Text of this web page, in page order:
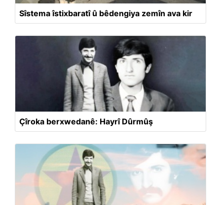
Sîstema îstixbaratî û bêdengiya zemîn ava kir
Çîroka berxwedanê: Hayrî Dûrmûş